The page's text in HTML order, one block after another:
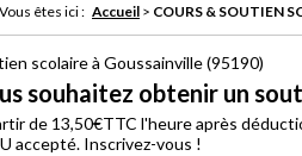
Vous êtes ici : Accueil > COURS & SOUTIEN
scolaire à Goussainville (95190)
souhaitez obtenir un
de 13,50€TTC l'heure après
accepté. Inscrivez-vous !